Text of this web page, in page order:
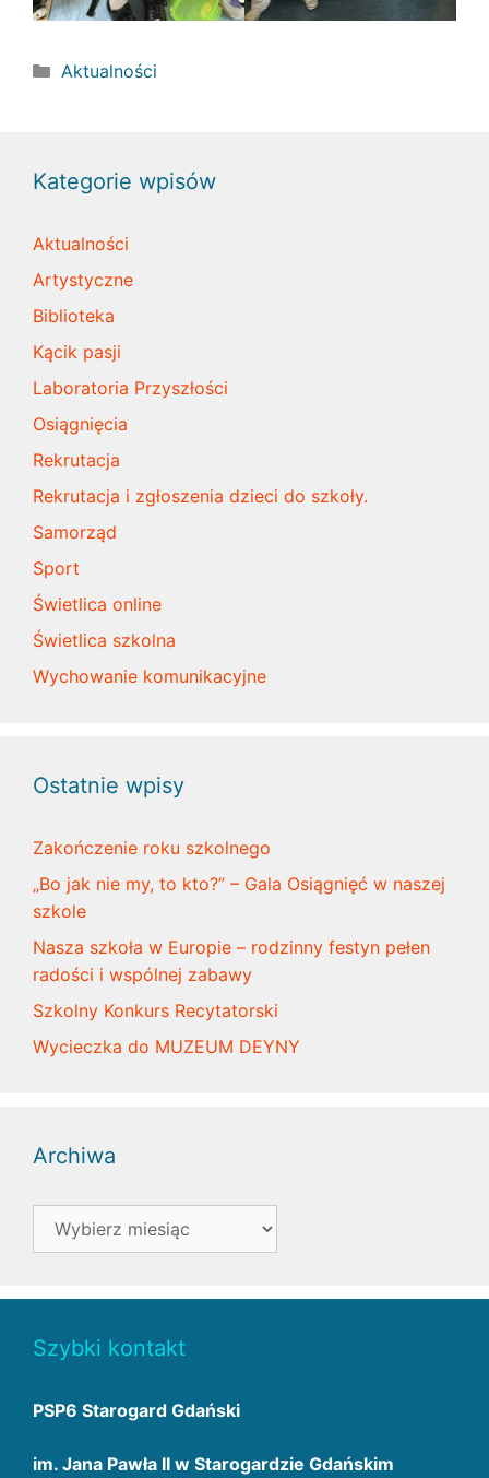
Kategorie
Aktualności
Kategorie wpisów
Aktualności
Artystyczne
Biblioteka
Kącik pasji
Laboratoria Przyszłości
Osiągnięcia
Rekrutacja
Rekrutacja i zgłoszenia dzieci do szkoły.
Samorząd
Sport
Świetlica online
Świetlica szkolna
Wychowanie komunikacyjne
Ostatnie wpisy
Zakończenie roku szkolnego
„Bo jak nie my, to kto?” – Gala Osiągnięć w naszej
szkole
Nasza szkoła w Europie – rodzinny festyn pełen
radości i wspólnej zabawy
Szkolny Konkurs Recytatorski
Wycieczka do MUZEUM DEYNY
Archiwa
Archiwa
Szybki kontakt
PSP6 Starogard Gdański
im. Jana Pawła II w Starogardzie Gdańskim